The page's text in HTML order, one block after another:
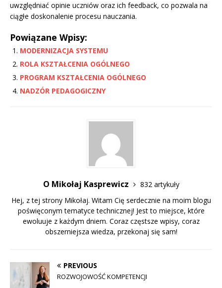
uwzględniać opinie uczniów oraz ich feedback, co pozwala na
ciągłe doskonalenie procesu nauczania.
Powiązane Wpisy:
MODERNIZACJA SYSTEMU
ROLA KSZTAŁCENIA OGÓLNEGO
PROGRAM KSZTAŁCENIA OGÓLNEGO
NADZÓR PEDAGOGICZNY
O Mikołaj Kasprewicz
832 artykuły
Hej, z tej strony Mikołaj. Witam Cię serdecznie na moim blogu
poświęconym tematyce technicznej! Jest to miejsce, które
ewoluuje z każdym dniem. Coraz częstsze wpisy, coraz
obszerniejsza wiedza, przekonaj się sam!
PREVIOUS
ROZWOJOWOŚĆ KOMPETENCJI